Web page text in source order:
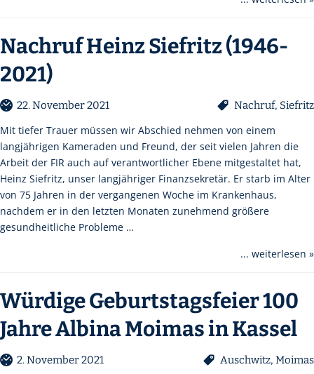
Nachruf Heinz Siefritz (1946-
2021)
22. November 2021 Nachruf, Siefritz
Mit tiefer Trauer müssen wir Abschied nehmen von einem
langjährigen Kameraden und Freund, der seit vielen Jahren die
Arbeit der FIR auch auf verantwortlicher Ebene mitgestaltet hat,
Heinz Siefritz, unser langjähriger Finanzsekretär. Er starb im Alter
von 75 Jahren in der vergangenen Woche im Krankenhaus,
nachdem er in den letzten Monaten zunehmend größere
gesundheitliche Probleme …
... weiterlesen »
Würdige Geburtstagsfeier 100
Jahre Albina Moimas in Kassel
2. November 2021 Auschwitz, Moimas